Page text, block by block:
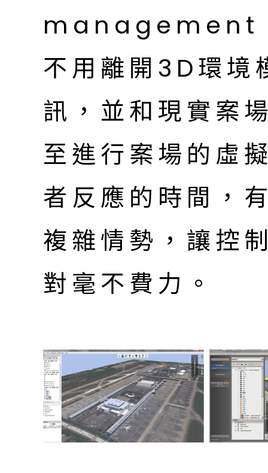
management
不用離開3D環境
訊，並和現實案
至進行案場的虛
者反應的時間，
複雜情勢，讓控
對毫不費力。